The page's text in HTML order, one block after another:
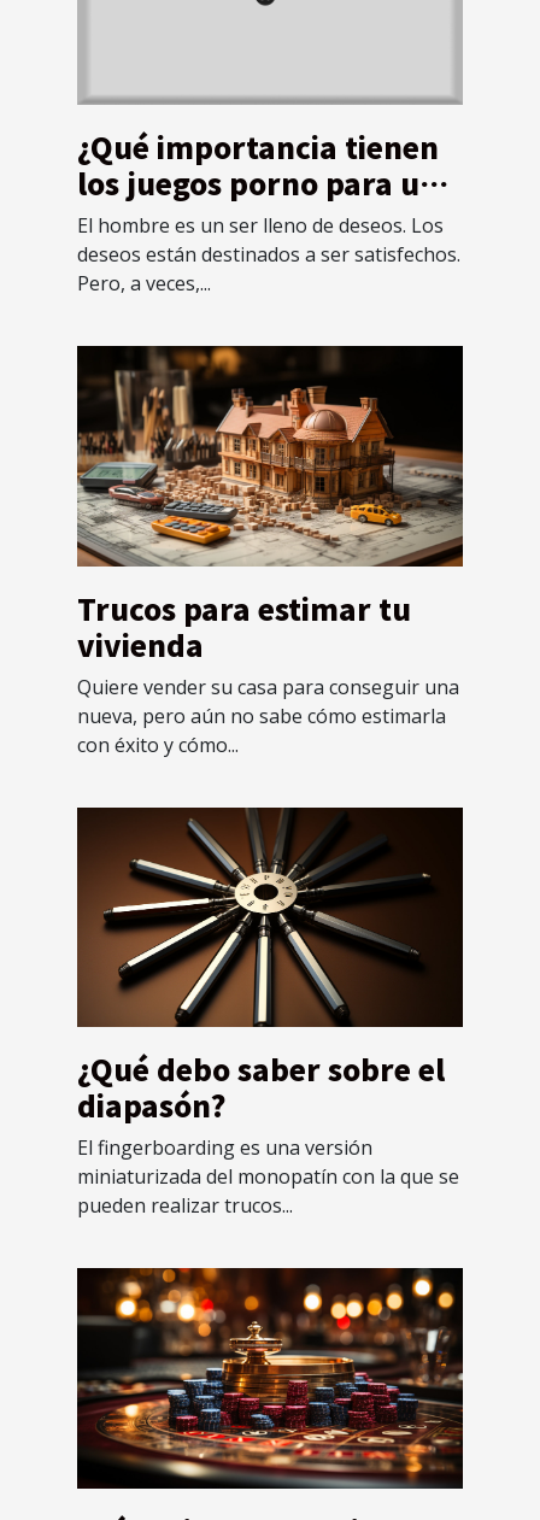
¿Qué importancia tienen
los juegos porno para un
adulto?
El hombre es un ser lleno de deseos. Los
deseos están destinados a ser satisfechos.
Pero, a veces,...
Trucos para estimar tu
vivienda
Quiere vender su casa para conseguir una
nueva, pero aún no sabe cómo estimarla
con éxito y cómo...
¿Qué debo saber sobre el
diapasón?
El fingerboarding es una versión
miniaturizada del monopatín con la que se
pueden realizar trucos...